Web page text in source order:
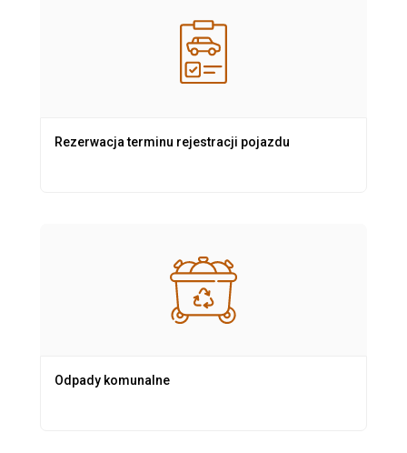
Rezerwacja terminu rejestracji pojazdu
Odpady komunalne